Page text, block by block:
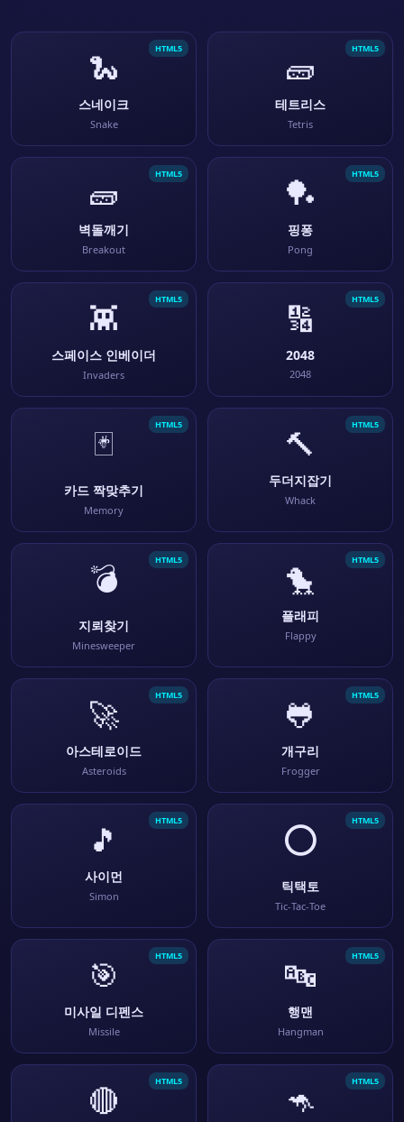
HTML5
🐍
스네이크
Snake
HTML5
🧱
테트리스
Tetris
HTML5
🧱
벽돌깨기
Breakout
HTML5
🏓
핑퐁
Pong
HTML5
👾
스페이스 인베이더
Invaders
HTML5
🔢
2048
2048
HTML5
🃏
카드 짝맞추기
Memory
HTML5
🔨
두더지잡기
Whack
HTML5
💣
지뢰찾기
Minesweeper
HTML5
🐤
플래피
Flappy
HTML5
🚀
아스테로이드
Asteroids
HTML5
🐸
개구리
Frogger
HTML5
🎵
사이먼
Simon
HTML5
⭕
틱택토
Tic-Tac-Toe
HTML5
🎯
미사일 디펜스
Missile
HTML5
🔤
행맨
Hangman
HTML5
🔴 HTML5
🦘